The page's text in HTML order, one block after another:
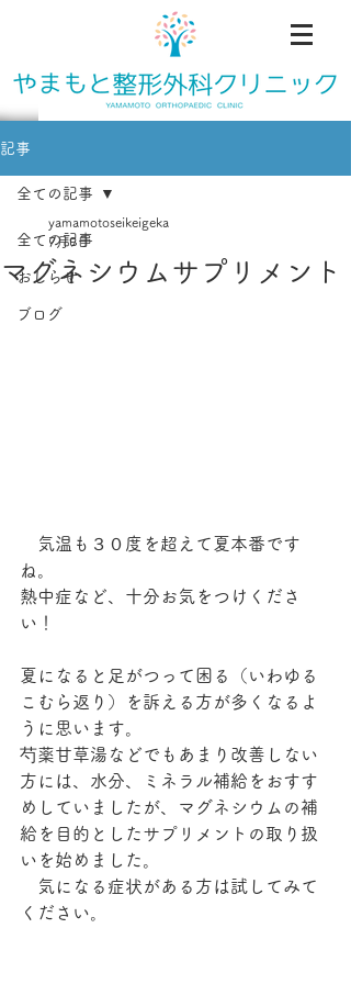
記事
全ての記事
おしらせ
ブログ
全ての記事
マグネシウムサプリメント
yamamotoseikeigeka
7月9日
気温も３０度を超えて夏本番です
ね。
熱中症など、十分お気をつけくださ
い！
夏になると足がつって困る（いわゆる
こむら返り）を訴える方が多くなるよ
うに思います。
芍薬甘草湯などでもあまり改善しない
方には、水分、ミネラル補給をおすす
めしていましたが、マグネシウムの補
給を目的としたサプリメントの取り扱
いを始めました。
気になる症状がある方は試してみて
ください。